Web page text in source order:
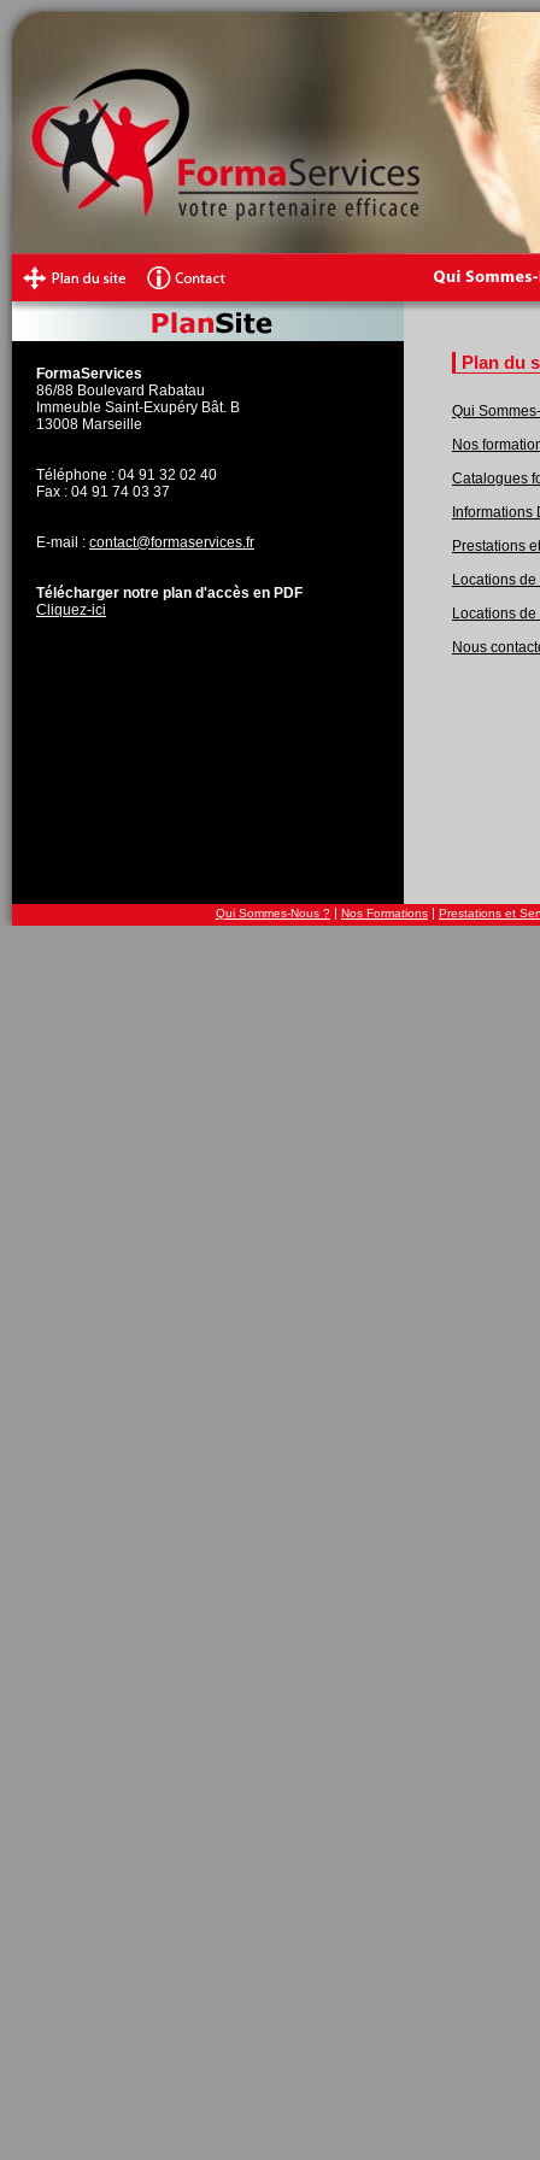
FormaServices
86/88 Boulevard Rabatau
Immeuble Saint-Exupéry Bât. B
13008 Marseille
Téléphone : 04 91 32 02 40
Fax : 04 91 74 03 37
E-mail : contact@formaservices.fr
Télécharger notre plan d'accès en PDF
Cliquez-ici
Plan du
Qui
Nos
Catalogues
Informations
Prestations
Locations
Locations
Nous
Qui Sommes-Nous ? | Nos Formations | Prestations et